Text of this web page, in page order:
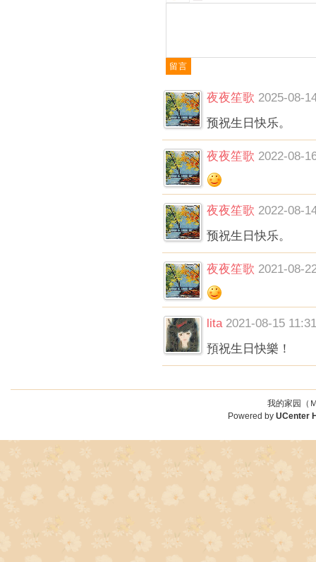
夜夜笙歌 2025-08-
预祝生日快乐。
夜夜笙歌 2022-08-
夜夜笙歌 2022-08-
预祝生日快乐。
夜夜笙歌 2021-08-
lita 2021-08-15 11:31
預祝生日快樂！
我的家园（
Powered byUCenter